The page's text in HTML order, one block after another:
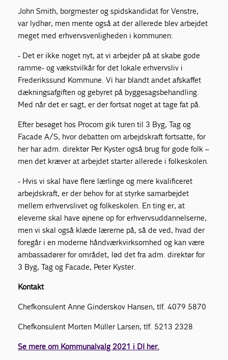
John Smith, borgmester og spidskandidat for Venstre,
var lydhør, men mente også at der allerede blev arbejdet
meget med erhvervsvenligheden i kommunen:
- Det er ikke noget nyt, at vi arbejder på at skabe gode
ramme- og vækstvilkår for det lokale erhvervsliv i
Frederikssund Kommune. Vi har blandt andet afskaffet
dækningsafgiften og gebyret på byggesagsbehandling.
Med når det er sagt, er der fortsat noget at tage fat på.
Efter besøget hos Procom gik turen til 3 Byg, Tag og
Facade A/S, hvor debatten om arbejdskraft fortsatte, for
her har adm. direktør Per Kyster også brug for gode folk –
men det kræver at arbejdet starter allerede i folkeskolen.
- Hvis vi skal have flere lærlinge og mere kvalificeret
arbejdskraft, er der behov for at styrke samarbejdet
mellem erhvervslivet og folkeskolen. En ting er, at
eleverne skal have øjnene op for erhvervsuddannelserne,
men vi skal også klæde lærerne på, så de ved, hvad der
foregår i en moderne håndværkvirksomhed og kan være
ambassadører for området, lød det fra adm. direktør for
3 Byg, Tag og Facade, Peter Kyster.
Kontakt
Chefkonsulent Anne Ginderskov Hansen, tlf. 4079 5870
Chefkonsulent Morten Müller Larsen, tlf. 5213 2328
Se mere om Kommunalvalg 2021 i DI her.